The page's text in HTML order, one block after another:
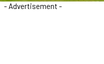
- Advertisement -